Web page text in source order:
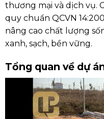
thương mại và dịch vụ.
quy chuẩn QCVN
nâng cao chất lượng
xanh, sạch, bền vững.
Tổng quan về dự